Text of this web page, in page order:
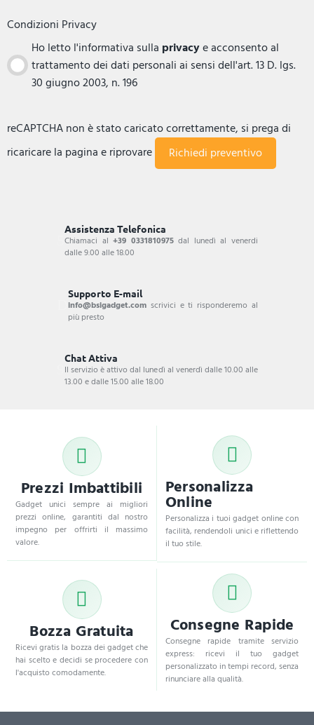
Condizioni Privacy
Ho letto l'informativa sulla privacye acconsento al
trattamento dei dati personali ai sensi dell'art. 13 D. lgs.
30 giugno 2003, n. 196
reCAPTCHA non è stato caricato correttamente, si prega di
ricaricare la pagina e riprovare
Assistenza Telefonica
Chiamaci al+39 0331810975dal lunedì al venerdi
dalle 9.00 alle 18.00
Supporto E-mail
info@bsigadget.com scrivici e ti risponderemo al
più presto
Chat Attiva
Il servizio è attivo dal lunedì al venerdì dalle 10.00 alle
13.00 e dalle 15.00 alle 18.00
Prezzi Imbattibili
Gadget unici sempre ai migliori
prezzi online, garantiti dal nostro
impegno per offrirti il massimo
valore.
Personalizza
Online
Personalizza i tuoi gadget online con
facilità, rendendoli unici e riflettendo
il tuo stile.
Bozza Gratuita
Ricevi gratis la bozza dei gadget che
hai scelto e decidi se procedere con
l'acquisto comodamente.
Consegne Rapide
Consegne rapide tramite servizio
express: ricevi il tuo gadget
personalizzato in tempi record, senza
rinunciare alla qualità.